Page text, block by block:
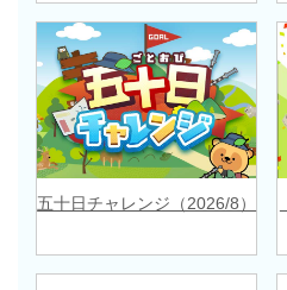
五十日チャレンジ（2026/8）